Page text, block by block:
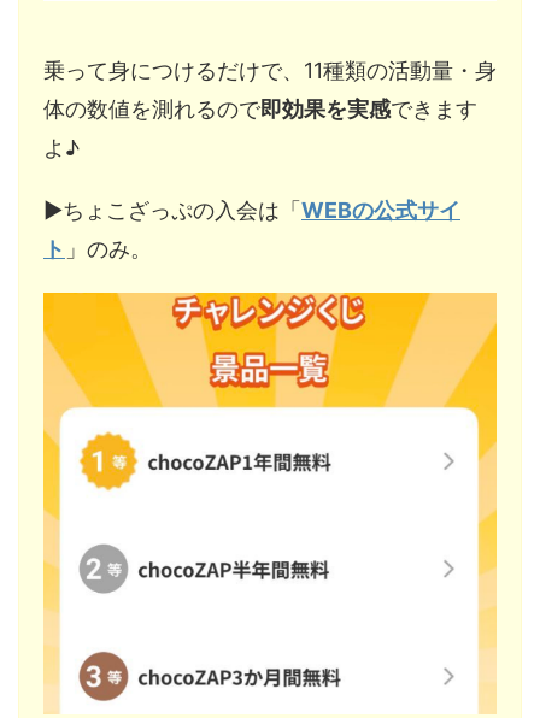
乗って身につけるだけで、11種類の活動量・身
体の数値を測れるので即効果を実感できます
よ♪
▶︎ちょこざっぷの入会は「 WEBの公式サイ
ト 」のみ。